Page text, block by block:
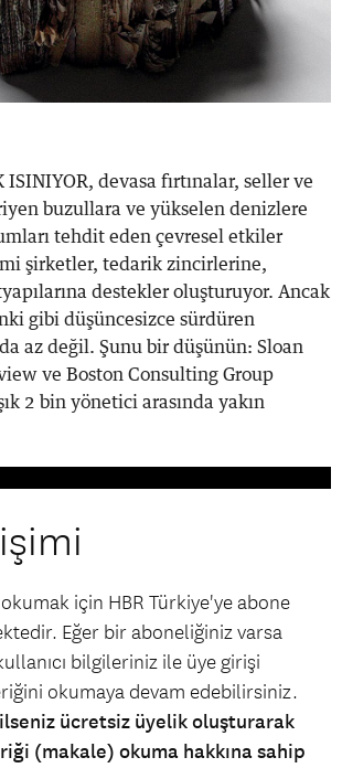
ISINIYOR, devasa fırtınalar, seller ve
buzullara ve yükselen denizlere
tehdit eden çevresel etkiler
şirketler, tedarik zincirlerine,
destekler oluşturuyor. Ancak
gibi düşüncesizce sürdüren
az değil. Şunu bir düşünün: Sloan
ve Boston Consulting Group
2 bin yönetici arasında yakın
için HBR Türkiye'ye abone
Eğer bir aboneliğiniz varsa
bilgileriniz ile üye girişi
okumaya devam edebilirsiniz.
ücretsiz üyelik oluşturarak
(makale) okuma hakkına sahip